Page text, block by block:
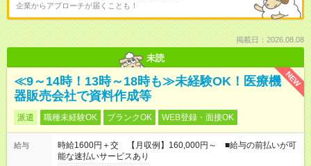
企業からアプローチが届くことも！
掲載日：2026.08.08
未読
NEW
≪9～14時！13時～18時も≫未経験OK！医療機
器販売会社で資料作成等
派遣 職種未経験OK ブランクOK WEB登録・面接OK
給与
時給1600円＋交 【月収例】160,000円～ ■給与の前払いが可
能な速払いサービスあり